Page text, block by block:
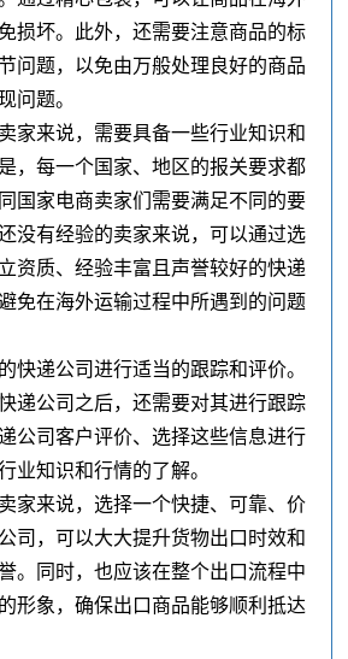
损坏。此外，还需要注意商品的标
问题，以免由万般处理良好的商品
问题。
家来说，需要具备一些行业知识和
，每一个国家、地区的报关要求都
国家电商卖家们需要满足不同的要
没有经验的卖家来说，可以通过选
资质、经验丰富且声誉较好的快递
免在海外运输过程中所遇到的问题
快递公司进行适当的跟踪和评价。
递公司之后，还需要对其进行跟踪
公司客户评价、选择这些信息进行
业知识和行情的了解。
家来说，选择一个快捷、可靠、价
司，可以大大提升货物出口时效和
。同时，也应该在整个出口流程中
形象，确保出口商品能够顺利抵达